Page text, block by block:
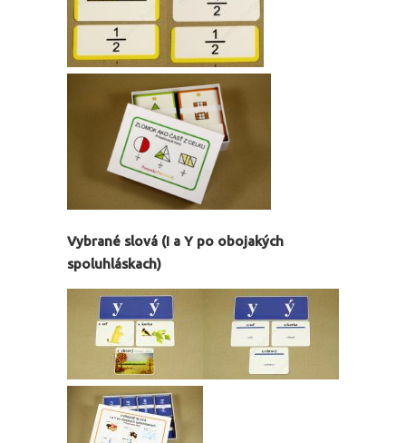
Vybrané slová (I a Y po obojakých
spoluhláskach)